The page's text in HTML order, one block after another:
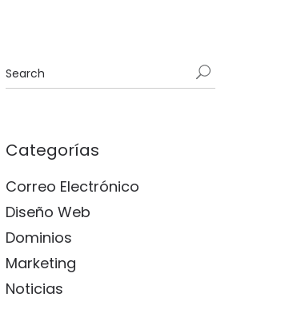
Categorías
Correo Electrónico
Diseño Web
Dominios
Marketing
Noticias